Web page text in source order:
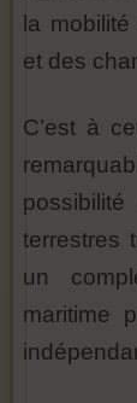
la
et des
C’est à
terrestres
un
maritime